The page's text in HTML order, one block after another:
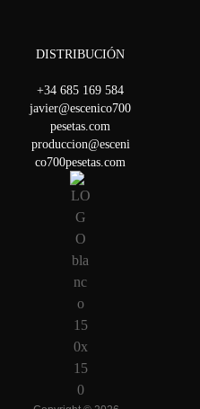
DISTRIBUCIÓN
+34 685 169 584
javier@escenico700
pesetas.com
produccion@esceni
co700pesetas.com